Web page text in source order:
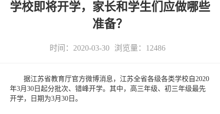
学校即将开学，家长和学生们应做哪些
准备？
时间：2020-03-30 浏览量： 12486
据江苏省教育厅官方微博消息，江苏全省各级各类学校自2020
年3月30日起分批次、错峰开学。其中，高三年级、初三年级最先
开学，日期为3月30日。